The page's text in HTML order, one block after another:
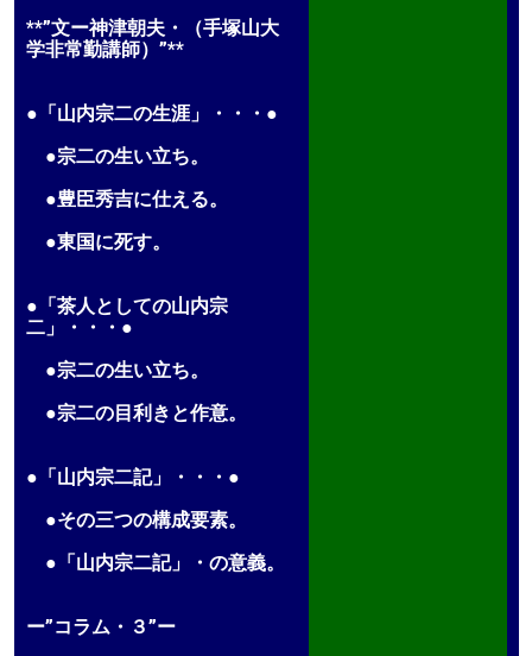
**”文ー神津朝夫・（手塚山大
学非常勤講師）”**
●「山内宗二の生涯」・・・●
●宗二の生い立ち。
●豊臣秀吉に仕える。
●東国に死す。
●「茶人としての山内宗
二」・・・●
●宗二の生い立ち。
●宗二の目利きと作意。
●「山内宗二記」・・・●
●その三つの構成要素。
●「山内宗二記」・の意義。
ー”コラム・３”ー